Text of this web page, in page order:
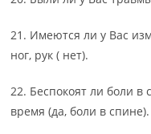
21. Имеются ли у Вас
ног, рук ( нет).
22. Беспокоят ли боли в
время (да, боли в спине).